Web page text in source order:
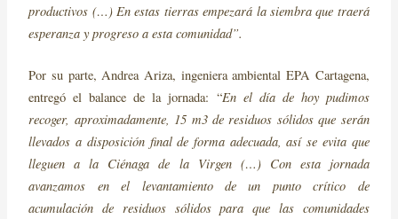
productivos (…) En estas tierras empezará la siembra que traerá
esperanza y progreso a esta comunidad”.
Por su parte, Andrea Ariza, ingeniera ambiental EPA Cartagena,
entregó el balance de la jornada: “En el día de hoy pudimos
recoger, aproximadamente, 15 m3 de residuos sólidos que serán
llevados a disposición final de forma adecuada, así se evita que
lleguen a la Ciénaga de la Virgen (…) Con esta jornada
avanzamos en el levantamiento de un punto crítico de
acumulación de residuos sólidos para que las comunidades